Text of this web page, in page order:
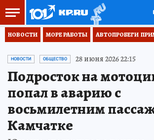
НОВОСТИ МОРЕ РАБОТЫ АВТОПРОБЕГИ
НОВОСТИ ОБЩЕСТВО 28 июня 2026 22:15
Подросток на
попал в аварию с
восьмилетним
Камчатке